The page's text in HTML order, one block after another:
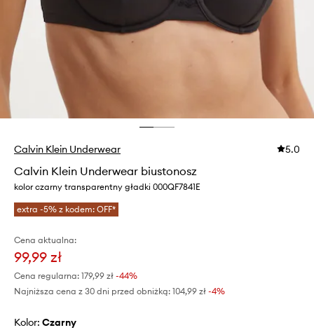
Calvin Klein Underwear 5.0
Calvin Klein Underwear biustonosz
kolor czarny transparentny gładki 000QF7841E
extra -5% z kodem: OFF*
Cena aktualna:
99,99 zł
Cena regularna: 179,99 zł -44%
Najniższa cena z 30 dni przed obniżką: 104,99 zł -4%
Kolor: czarny